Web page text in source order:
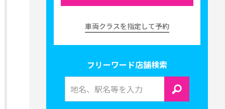
車両クラスを指定して予約
フリーワード店舗検索